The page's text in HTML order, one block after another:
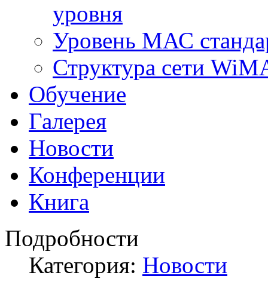
уровня
Уровень МАС
Структура сети
Обучение
Галерея
Новости
Конференции
Книга
Подробности
Категория: Новости